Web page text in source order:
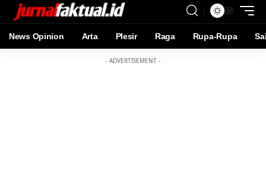
News Opinion Arta Plesir Raga Rupa-Rupa
- ADVERTISEMENT -